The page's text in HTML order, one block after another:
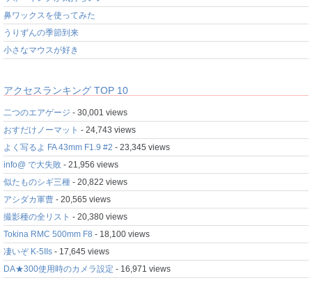
鼻ワックスを使ってみた
うりずんの季節到来
小さなマウスが好き
アクセスランキング TOP 10
二つのエアゲージ - 30,001 views
おすだけノーマット - 24,743 views
よく写るよ FA 43mm F1.9 #2 - 23,345 views
info@ で大失敗 - 21,956 views
似たものシギ三種 - 20,822 views
アシダカ軍曹 - 20,565 views
撮影種の全リスト - 20,380 views
Tokina RMC 500mm F8 - 18,100 views
凄いぞ K-5IIs - 17,645 views
DA★300使用時のカメラ設定 - 16,971 views